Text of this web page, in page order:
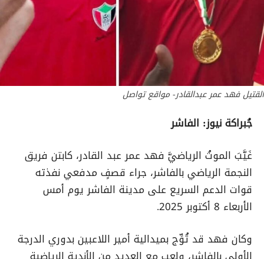
القتيل فهد عمر عبدالقادر- مواقع تواصل
جُبراكة نيوز: الفاشر
غَيَّبَ الموتُ الرياضيَّ فهد عمر عبد القادر، كابتن فريق
النجمة الرياضي بالفاشر، جراء قصفٍ مدفعي نفذته
قوات الدعم السريع على مدينة الفاشر يوم أمس
الأربعاء 8 أكتوبر 2025
.
وكان فهد قد تُوِّج بميدالية أمير اللاعبينبدوري الدرجة